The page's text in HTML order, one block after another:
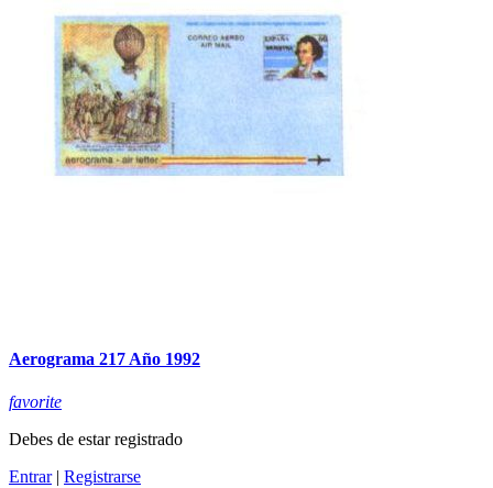
Aerograma 217 Año 1992
favorite
Debes de estar registrado
Entrar| Registrarse